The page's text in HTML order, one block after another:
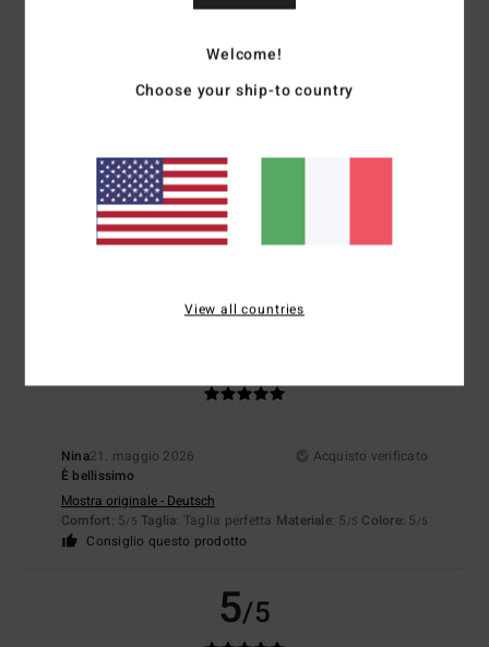
3/5
22. maggio 2026
Mi aspettavo un cotone più pesante
Mostra originale - Français
Nina21. maggio 2026
Acquisto verificato
È bellissimo
Mostra originale - Deutsch
Comfort: 5/5 Taglia: Taglia perfetta Materiale: 5 /5 Colore: 5 /5
Consiglio questo prodotto
5/5
Welcome!
Choose your ship-to country
View all countries